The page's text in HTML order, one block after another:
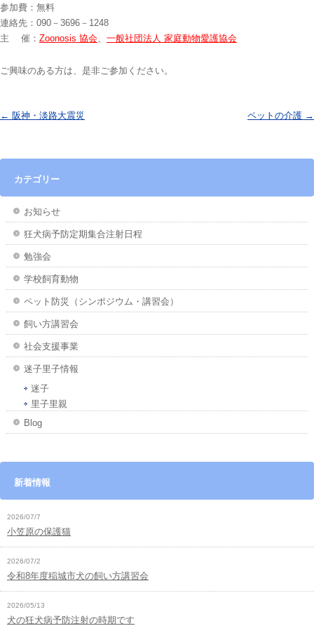
参加費：無料
連絡先：090－3696－1248
主 催： Zoonosis 協会、 一般社団法人 家庭動物愛護協会
ご興味のある方は、是非ご参加ください。
投稿ナビゲーション
← 阪神・淡路大震災 ペットの介護 →
カテゴリー
お知らせ
狂犬病予防定期集合注射日程
勉強会
学校飼育動物
ペット防災（シンポジウム・講習会）
飼い方講習会
社会支援事業
迷子里子情報
迷子
里子里親
Blog
新着情報
2026/07/7
小笠原の保護猫
2026/07/2
令和8年度稲城市犬の飼い方講習会
2026/05/13
犬の狂犬病予防注射の時期です